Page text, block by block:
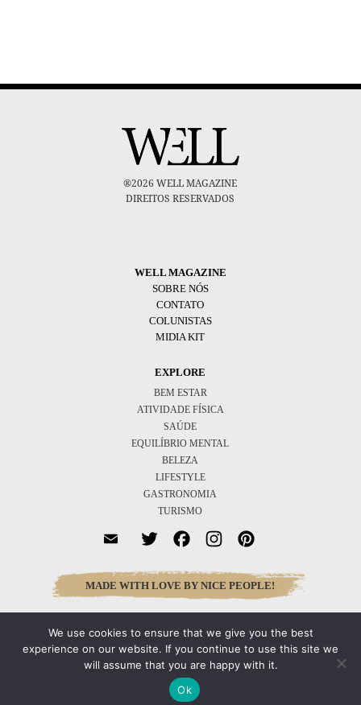
®2026 WELL MAGAZINE
DIREITOS RESERVADOS
WELL MAGAZINE
SOBRE NÓS
CONTATO
COLUNISTAS
MIDIA KIT
EXPLORE
BEM ESTAR
ATIVIDADE FÍSICA
SAÚDE
EQUILÍBRIO MENTAL
BELEZA
LIFESTYLE
GASTRONOMIA
TURISMO
TwitterFacebookInstagram
MADE WITH LOVE BY NICE PEOPLE!
Inscreva-se
We use cookies to ensure that we give you the best
experience on our website. If you continue to use this site we
will assume that you are happy with it.
Ok